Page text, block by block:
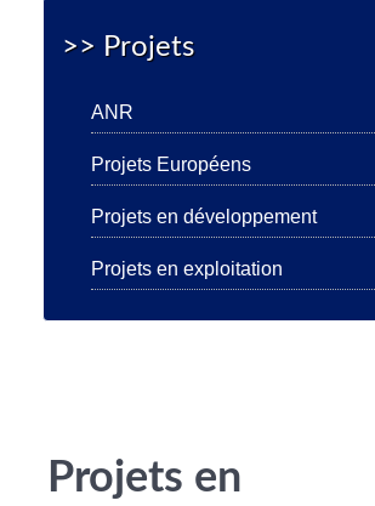
>> Projets
ANR
Projets Européens
Projets en développement
Projets en exploitation
Projets en